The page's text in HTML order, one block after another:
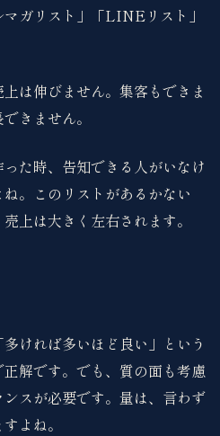
ガリスト」「LINEリスト」
は伸びません。集客もできま
きません。
た時、告知できる人がいなけ
。このリストがあるかない
上は大きく左右されます。
ければ多いほど良い」という
解です。でも、質の面も考慮
スが必要です。量は、言わず
よね。